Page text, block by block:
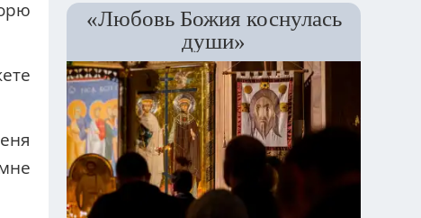
«Любовь Божия коснулась
души»